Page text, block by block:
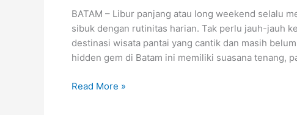
BATAM – Libur panjang atau long weekend selalu
sibuk dengan rutinitas harian. Tak perlu jauh-jauh
destinasi wisata pantai yang cantik dan masih
hidden gem di Batam ini memiliki suasana tenang,
Read More »